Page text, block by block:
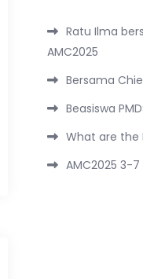
Ratu Ilma
AMC2025
Bersama
Beasiswa
What are the
AMC2025 3-